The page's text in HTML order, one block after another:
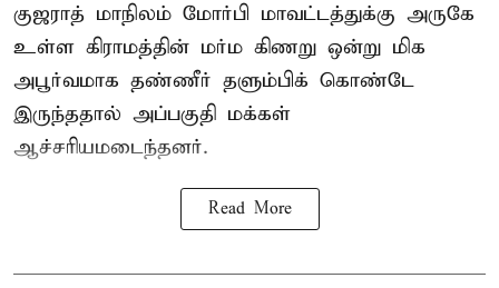
குஜராத் மாநிலம் மோர்பி மாவட்டத்துக்கு அருகே
உள்ள கிராமத்தின் மர்ம கிணறு ஒன்று மிக
அபூர்வமாக தண்ணீர் தளும்பிக் கொண்டே
இருந்ததால் அப்பகுதி மக்கள்
ஆச்சரியமடைந்தனர்.
Read More